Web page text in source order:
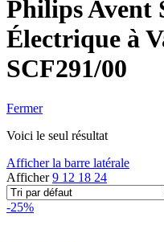
Philips Avent
Électrique à
SCF291/00
Fermer
Voici le seul résultat
Afficher la barre latérale
Afficher9 12 18 24
-25%